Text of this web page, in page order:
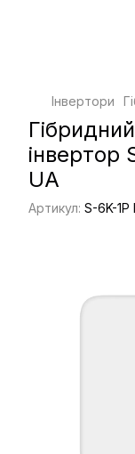
Інвертори
інвертор
UA
Артикул: S-6K-1P